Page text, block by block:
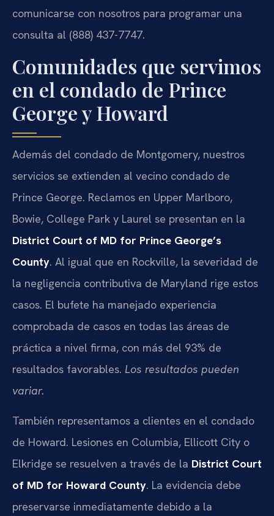
comunicarse con nosotros para programar una
consulta al (888) 437-7747.
Comunidades que servimos
en el condado de Prince
George y Howard
Además del condado de Montgomery, nuestros
servicios se extienden al vecino condado de
Prince George. Reclamos en Upper Marlboro,
Bowie, College Park y Laurel se presentan en la
District Court of MD for Prince George’s
County. Al igual que en Rockville, la severidad de
la negligencia contributiva de Maryland rige estos
casos. El bufete ha manejado experiencia
comprobada de casos en todas las áreas de
práctica a nivel firma, con más del 93% de
resultados favorables. Los resultados pueden
variar.
También representamos a clientes en el condado
de Howard. Lesiones en Columbia, Ellicott City o
Elkridge se resuelven a través de la District Court
of MD for Howard County. La evidencia debe
preservarse inmediatamente debido a la